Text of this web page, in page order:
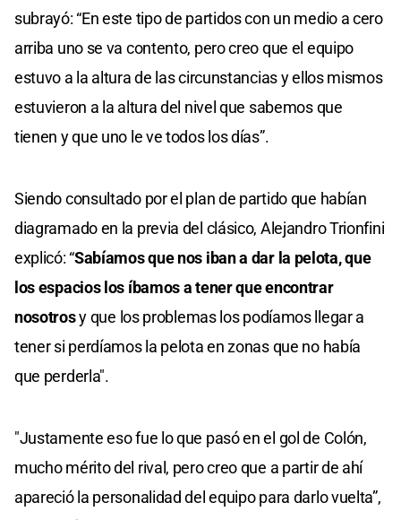
subrayó: “En este tipo de partidos con un medio a cero
arriba uno se va contento, pero creo que el equipo
estuvo a la altura de las circunstancias y ellos mismos
estuvieron a la altura del nivel que sabemos que
tienen y que uno le ve todos los días”.
Siendo consultado por el plan de partido que habían
diagramado en la previa del clásico, Alejandro Trionfini
explicó: “Sabíamos que nos iban a dar la pelota, que
los espacios los íbamos a tener que encontrar
nosotrosy que los problemas los podíamos llegar a
tener si perdíamos la pelota en zonas que no había
que perderla".
"Justamente eso fue lo que pasó en el gol de Colón,
mucho mérito del rival, pero creo que a partir de ahí
apareció la personalidad del equipo para darlo vuelta”,